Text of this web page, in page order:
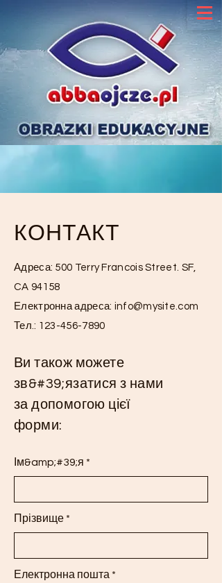
КОНТАКТ
Адреса: 500 Terry Francois Street. SF,
CA 94158
Електронна адреса: info@mysite.com
Тел.: 123-456-7890
Ви також можете
зв&#39;язатися з нами
за допомогою цієї
форми:
Ім&amp;#39;я
Прізвище
Електронна пошта